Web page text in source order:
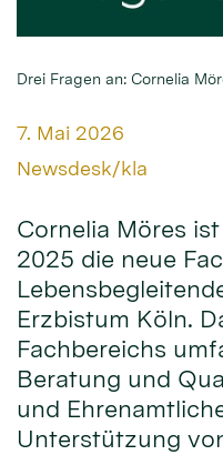
Drei Fragen an: Cornelia
Datum:
7. Mai 2026
Von:
Newsdesk/kla
Cornelia Möres
2025 die neue
Erzbistum Köln.
Fachbereichs
Beratung und
und
Unterstützung